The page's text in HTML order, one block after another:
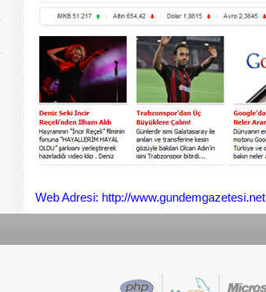
Web Adresi: http://www.gundemgazetesi.net